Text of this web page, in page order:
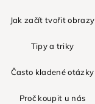
Jak začít tvořit obrazy
Tipy a triky
Často kladené otázky
Proč koupit u nás